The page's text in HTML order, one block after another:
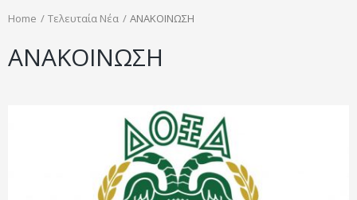
Home Τελευταία Νέα ΑΝΑΚΟΙΝΩΣΗ
ΑΝΑΚΟΙΝΩΣΗ